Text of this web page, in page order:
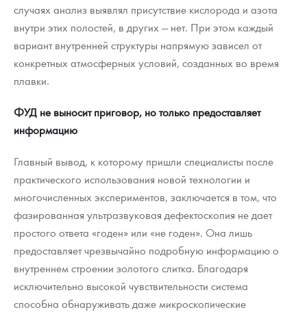
случаях анализ выявлял присутствие кислорода и азота
внутри этих полостей, в других — нет. При этом каждый
вариант внутренней структуры напрямую зависел от
конкретных атмосферных условий, созданных во время
плавки.
ФУД не выносит приговор, но только предоставляет
информацию
Главный вывод, к которому пришли специалисты после
практического использования новой технологии и
многочисленных экспериментов, заключается в том, что
фазированная ультразвуковая дефектоскопия не дает
простого ответа «годен» или «не годен». Она лишь
предоставляет чрезвычайно подробную информацию о
внутреннем строении золотого слитка. Благодаря
исключительно высокой чувствительности система
способна обнаруживать даже микроскопические